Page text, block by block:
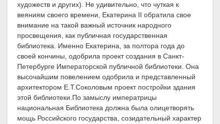
художеств и других). Не удивительно, что чуткая к
веяниям своего времени, Екатерина II обратила свое
внимание на такой важный источник народного
просвещения, как публичная государственная
библиотека. Именно Екатерина, за полтора года до
своей кончины, одобрила проект создания в Санкт-
Петербурге Императорской публичной библиотеки. Она
высочайшим повелением одобрила и представленный
архитектором Е.Т.Соколовым проект постройки здания
этой библиотеки.По замыслу императрицы
национальная Библиотека должна была олицетворять
мощь Российского государства, созидательный характер